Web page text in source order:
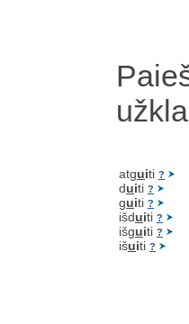
atguiti ?
duiti ?
guiti ?
išduiti ?
išguiti ?
išuiti ?